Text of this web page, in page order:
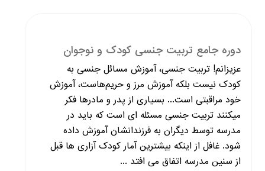
دوره جامع تربیت جنسی کودک و نوجوان
عزیزانم! تربیت جنسی، آموزش مسائل جنسی به
کودک نیست بلکه آموزش مرز و حریم‌هاست، آموزش
خود مراقبتی است... بسیاری از پدر و مادرها فکر
میکنند تربیت جنسی مسئله ای است که باید در
مدرسه توسط دیگران به فرزندانشان آموزش داده
شود. غافل از اینکه بیشترین آمار کودک آزاری ها قبل
از سنین مدرسه اتفاق می افتد ...